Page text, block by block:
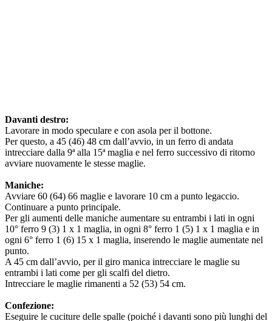
Davanti destro:
Lavorare in modo speculare e con asola per il bottone.
Per questo, a 45 (46) 48 cm dall’avvio, in un ferro di andata
intrecciare dalla 9ª alla 15ª maglia e nel ferro successivo di ritorno
avviare nuovamente le stesse maglie.
Maniche:
Avviare 60 (64) 66 maglie e lavorare 10 cm a punto legaccio.
Continuare a punto principale.
Per gli aumenti delle maniche aumentare su entrambi i lati in ogni
10° ferro 9 (3) 1 x 1 maglia, in ogni 8° ferro 1 (5) 1 x 1 maglia e in
ogni 6° ferro 1 (6) 15 x 1 maglia, inserendo le maglie aumentate nel
punto.
A 45 cm dall’avvio, per il giro manica intrecciare le maglie su
entrambi i lati come per gli scalfi del dietro.
Intrecciare le maglie rimanenti a 52 (53) 54 cm.
Confezione:
Eseguire le cuciture delle spalle (poiché i davanti sono più lunghi del